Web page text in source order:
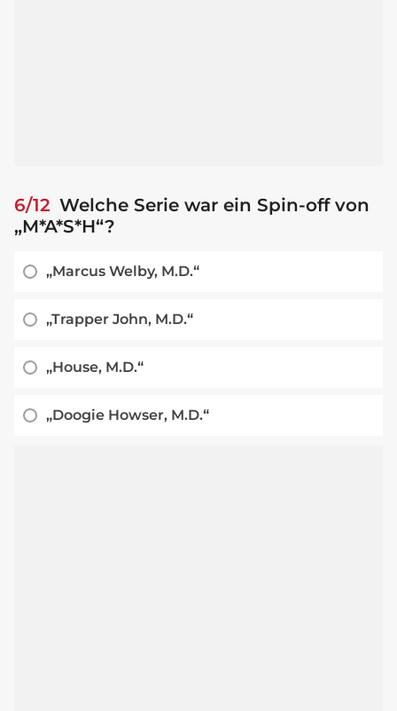
6/12 Welche Serie war ein Spin-off von
„M*A*S*H“?
„Marcus Welby, M.D.“
„Trapper John, M.D.“
„House, M.D.“
„Doogie Howser, M.D.“